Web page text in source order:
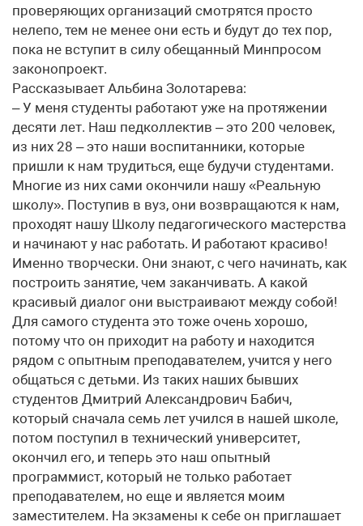
проверяющих организаций смотрятся просто
нелепо, тем не менее они есть и будут до тех пор,
пока не вступит в силу обещанный Минпросом
законопроект.
Рассказывает Альбина Золотарева:
– У меня студенты работают уже на протяжении
десяти лет. Наш педколлектив – это 200 человек,
из них 28 – это наши воспитанники, которые
пришли к нам трудиться, еще будучи студентами.
Многие из них сами окончили нашу «Реальную
школу». Поступив в вуз, они возвращаются к нам,
проходят нашу Школу педагогического мастерства
и начинают у нас работать. И работают красиво!
Именно творчески. Они знают, с чего начинать, как
построить занятие, чем заканчивать. А какой
красивый диалог они выстраивают между собой!
Для самого студента это тоже очень хорошо,
потому что он приходит на работу и находится
рядом с опытным преподавателем, учится у него
общаться с детьми. Из таких наших бывших
студентов Дмитрий Александрович Бабич,
который сначала семь лет учился в нашей школе,
потом поступил в технический университет,
окончил его, и теперь это наш опытный
программист, который не только работает
преподавателем, но еще и является моим
заместителем. На экзамены к себе он приглашает